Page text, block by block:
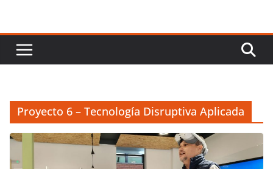
Proyecto 6 – Tecnología Disruptiva Aplicada